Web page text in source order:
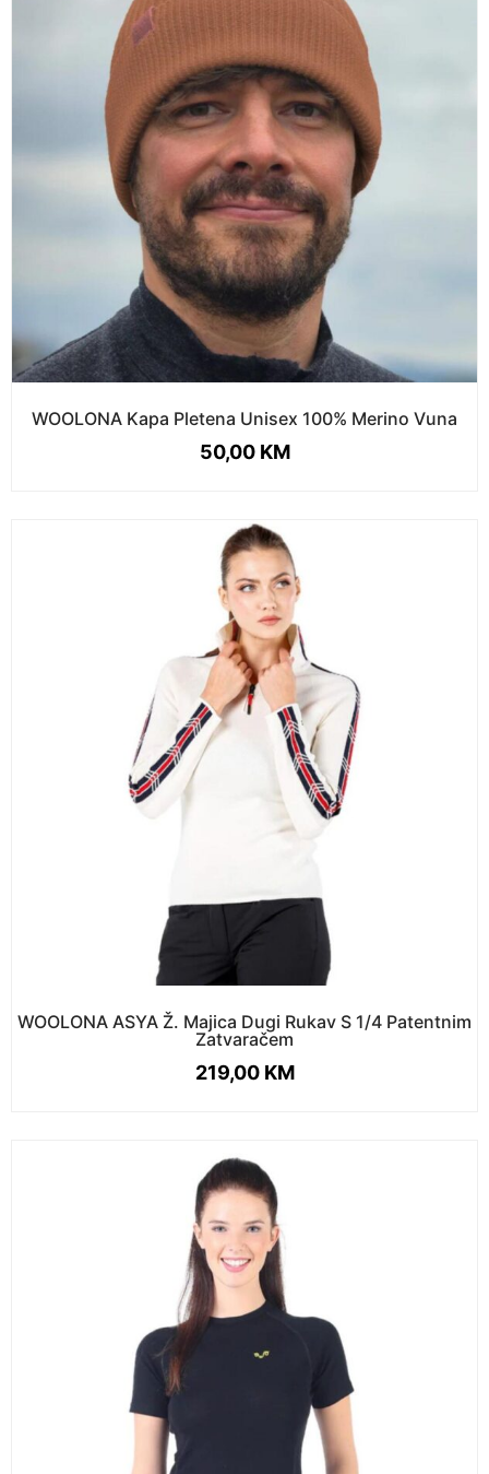
WOOLONA Kapa Pletena Unisex 100% Merino Vuna
50,00 KM
WOOLONA ASYA Ž. Majica Dugi Rukav S 1/4 Patentnim
Zatvaračem
219,00 KM